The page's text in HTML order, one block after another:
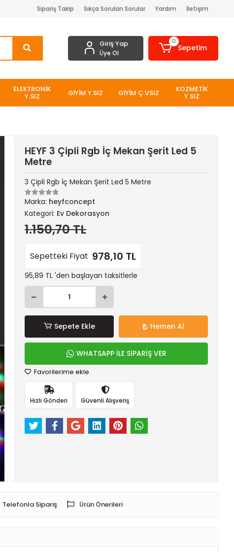
Sipariş Takip Sıkça Sorulan Sorular Yardım İletişim
Giriş Yap
Üye Ol
0
Sepetim
ELEKTRONİK
Y.SIZ GİYİM Y.SIZ GİYİM Ç.VSIZ KOZMETİK
Y.SIZ
HEYF 3 Çipli Rgb İç Mekan Şerit Led 5
Metre
3 Çipli Rgb İç Mekan Şerit Led 5 Metre
Marka: heyfconcept
Kategori: Ev Dekorasyon
1.150,70 TL
Sepetteki Fiyat 978,10 TL
95,89 TL 'den başlayan taksitlerle
Sepete Ekle Hemen Al
WHATSAPP İLE SİPARİŞ VER
Favorilerime ekle
Hızlı Gönderi Güvenli Alışveriş
Telefonla Sipariş Ürün Önerileri